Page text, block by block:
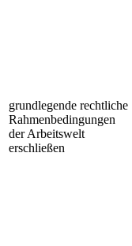
grundlegende rechtliche
Rahmenbedingungen
der Arbeitswelt
erschließen